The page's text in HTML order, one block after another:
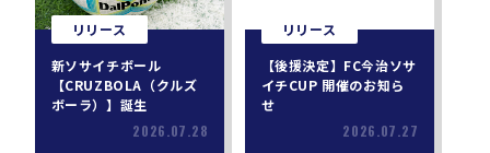
リリース
新ソサイチボール
【CRUZBOLA（クルズ
ボーラ）】誕生
2026.07.28
リリース
【後援決定】FC今治ソサ
イチCUP 開催のお知ら
せ
2026.07.27